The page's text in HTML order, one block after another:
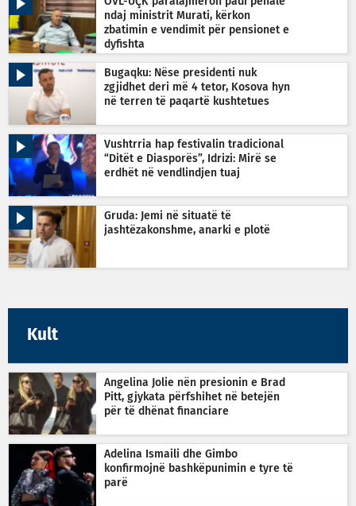
ndaj ministrit Murati, kërkon
zbatimin e vendimit për pensionet e
dyfishta
Bugaqku: Nëse presidenti nuk
zgjidhet deri më 4 tetor, Kosova hyn
në terren të paqartë kushtetues
Vushtrria hap festivalin tradicional
“Ditët e Diasporës”, Idrizi: Mirë se
erdhët në vendlindjen tuaj
Gruda: Jemi në situatë të
jashtëzakonshme, anarki e plotë
Kult
Angelina Jolie nën presionin e Brad
Pitt, gjykata përfshihet në betejën
për të dhënat financiare
Adelina Ismaili dhe Gimbo
konfirmojnë bashkëpunimin e tyre të
parë